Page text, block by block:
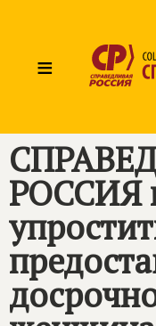
≡
РОССИЯ